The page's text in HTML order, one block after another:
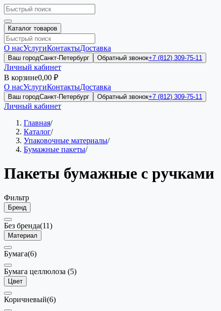
Каталог товаров
О насУслугиКонтактыДоставка
Ваш городСанкт-Петербург Обратный звонок+7 (812) 309-75-11
Личный кабинет
В корзине0,00 ₽
О насУслугиКонтактыДоставка
Ваш городСанкт-Петербург Обратный звонок+7 (812) 309-75-11
Личный кабинет
Главная/
Каталог/
Упаковочные материалы/
Бумажные пакеты/
Пакеты бумажные с ручками
Фильтр
Бренд
Без бренда(11)
Материал
Бумага(6)
Бумага целлюлоза (5)
Цвет
Коричневый(6)